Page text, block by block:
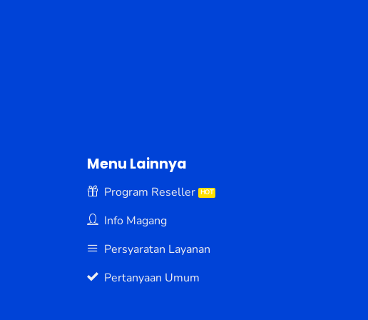
Menu Lainnya
Program Reseller
Info Magang
Persyaratan Layanan
Pertanyaan Umum